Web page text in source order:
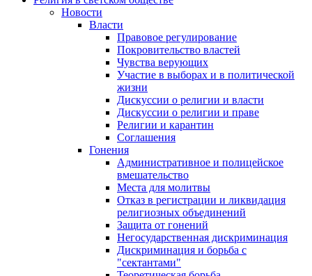
Новости
Власти
Правовое регулирование
Покровительство властей
Чувства верующих
Участие в выборах и в политической
жизни
Дискуссии о религии и власти
Дискуссии о религии и праве
Религии и карантин
Соглашения
Гонения
Административное и полицейское
вмешательство
Места для молитвы
Отказ в регистрации и ликвидация
религиозных объединений
Защита от гонений
Негосударственная дискриминация
Дискриминация и борьба с
"сектантами"